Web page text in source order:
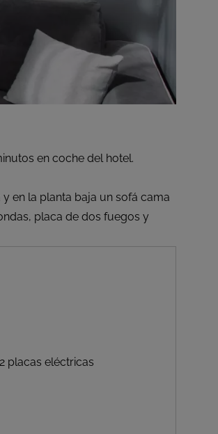
en coche del hotel.
en la planta baja un sofá cama
placa de dos fuegos y
placas eléctricas